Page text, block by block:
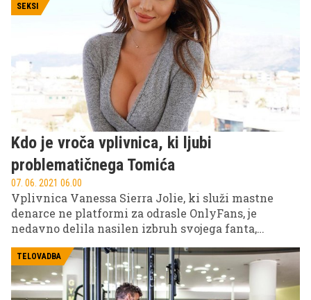
počitnikarji, ki ne poležavajo med borovci in si
želijo več akcije, potem so obiski otokov prava
izbira za malce bolj aktivno obarvan dopust.
Predstavljamo vam nekaj priljubljenih itinerarijev,
ki zajemajo manjše in večje otoke, s katerih lahko
vidite jadranska mesta še z drugega zornega kota in
doživite lepote čudovite morske pokrajine.
SEKSI
Kdo je vroča vplivnica, ki ljubi
problematičnega Tomića
07. 06. 2021 06.00
Vplivnica Vanessa Sierra Jolie, ki služi mastne
denarce ne platformi za odrasle OnlyFans, je
nedavno delila nasilen izbruh svojega fanta,
Tomića.
TELOVADBA